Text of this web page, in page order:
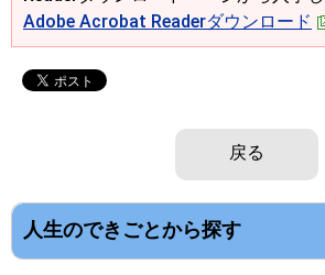
Adobe Acrobat Readerダウンロード
戻る
人生のできごとから探す